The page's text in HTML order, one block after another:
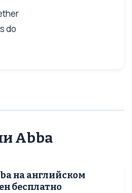
do
Abba
на английском
бесплатно